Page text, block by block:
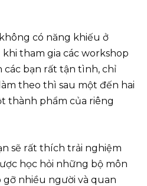
có năng khiếu ở
tham gia các workshop
các bạn rất tận tình, chỉ
theo thì sau một đến hai
thành phẩm của riêng
sẽ rất thích trải nghiệm
học hỏi những bộ môn
gỡ nhiều người và quan